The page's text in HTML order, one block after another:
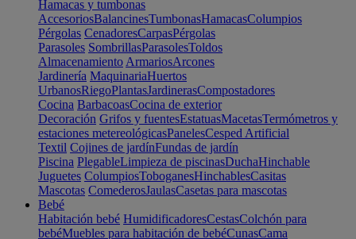
Hamacas y tumbonas
AccesoriosBalancinesTumbonasHamacasColumpios
Pérgolas CenadoresCarpasPérgolas
Parasoles SombrillasParasolesToldos
Almacenamiento ArmariosArcones
Jardinería MaquinariaHuertos
UrbanosRiegoPlantasJardinerasCompostadores
Cocina BarbacoasCocina de exterior
Decoración Grifos y fuentesEstatuasMacetasTermómetros y
estaciones metereológicasPanelesCesped Artificial
Textil Cojines de jardínFundas de jardín
Piscina PlegableLimpieza de piscinasDuchaHinchable
Juguetes ColumpiosToboganesHinchablesCasitas
Mascotas ComederosJaulasCasetas para mascotas
Bebé
Habitación bebé HumidificadoresCestasColchón para
bebéMuebles para habitación de bebéCunasCama